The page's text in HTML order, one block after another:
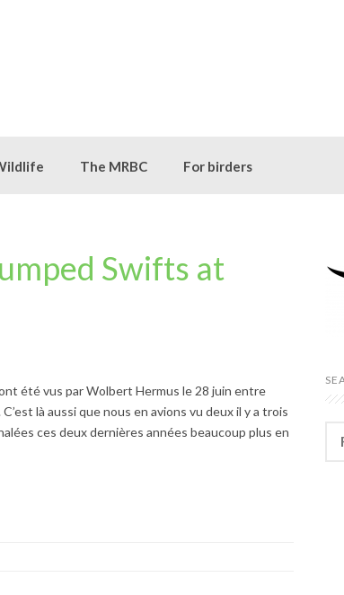
The MRBC For birders
Swifts at
été vus par Wolbert Hermus le 28 juin entre
là aussi que nous en avions vu deux il y a trois
ces deux dernières années beaucoup plus en